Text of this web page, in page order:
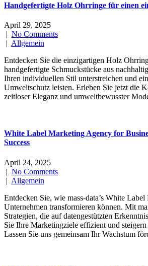
Handgefertigte Holz Ohrringe für einen
April 29, 2025
| No Comments
| Allgemein
Entdecken Sie die einzigartigen Holz
handgefertigte Schmuckstücke aus
Ihren individuellen Stil unterstreichen und
Umweltschutz leisten. Erleben Sie jetzt die
zeitloser Eleganz und umweltbewusster
White Label Marketing Agency for
Success
April 24, 2025
| No Comments
| Allgemein
Entdecken Sie, wie mass-data’s White
Unternehmen transformieren können. Mit
Strategien, die auf datengestützten
Sie Ihre Marketingziele effizient und
Lassen Sie uns gemeinsam Ihr Wachstum